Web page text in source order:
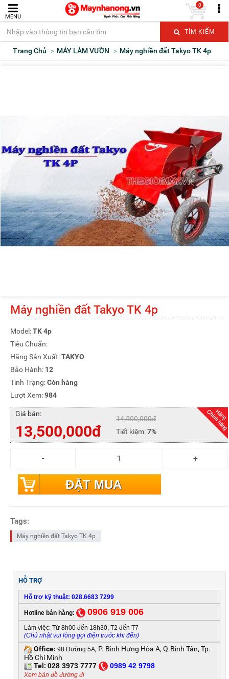
MENU
TÌM KIẾM
0
Trang Chủ MÁY LÀM VƯỜN Máy nghiền đất Takyo TK 4p
Máy nghiền đất Takyo TK 4p
Model:TK 4p
Tiêu Chuẩn:
Hãng Sản Xuất:TAKYO
Bảo Hành: 12
Tình Trạng:Còn hàng
Lượt Xem:984
Giá bán:
13,500,000đ
14,500,000đ
Tiết kiệm:7%
ĐẶT MUA
Tags:
Máy nghiền đất Takyo TK 4p
HỖ TRỢ
Hỗ trợ kỹ thuật: 028.6683 7299
Hotline bán hàng: 0906 919 006
Làm việc: Từ 8h00 đến 18h30, T2 đến T7
(Chủ nhật vui lòng gọi điện trước khi đến)
Office: 98 Đường 5A, P. Bình Hưng Hòa A, Q.Bình Tân, Tp.
Hồ Chí Minh
Tel: 028 3973 7777 0989 42 9798
Xem bản đồ đường đi